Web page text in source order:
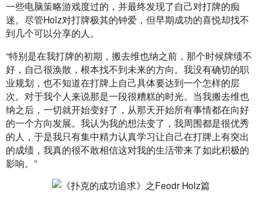
一些电脑策略游戏度过的，并最终发现了自己对打牌的痴
迷。尽管Holz对打牌极其的钟爱，但早期成功的喜悦却找不
到几个可以分享的人。
“特别是在我打牌的初期，搬去维也纳之前，那个时候牌绩不
好，自己很涣散，根本找不到未来的方向。我没有确切的职
业规划，也不知道在打牌上自己具体要达到一个怎样的层
次。对于我个人来说那是一段很糟糕的时光。当我搬去维也
纳之后，一切就开始变好了，从那天开始所有事情都在向好
的一个方向发展。我认为我的想法变了，我周围都是很优秀
的人，于是我只有集中精力认真学习让自己在打牌上有突出
的成绩，我真的很不敢相信这对我的生活带来了如此积极的
影响。”